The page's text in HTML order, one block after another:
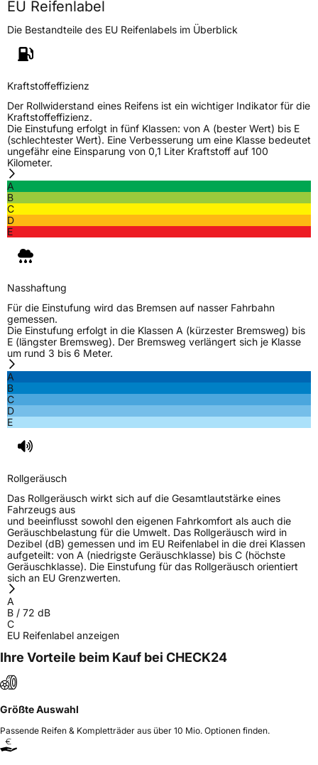
EU Reifenlabel
Die Bestandteile des EU Reifenlabels im Überblick
Kraftstoffeffizienz
Der Rollwiderstand eines Reifens ist ein wichtiger Indikator für die
Kraftstoffeffizienz.
Die Einstufung erfolgt in fünf Klassen: von A (bester Wert) bis E
(schlechtester Wert). Eine Verbesserung um eine Klasse bedeutet
ungefähr eine Einsparung von 0,1 Liter Kraftstoff auf 100
Kilometer.
A
B
C
D
E
Nasshaftung
Für die Einstufung wird das Bremsen auf nasser Fahrbahn
gemessen.
Die Einstufung erfolgt in die Klassen A (kürzester Bremsweg) bis
E (längster Bremsweg). Der Bremsweg verlängert sich je Klasse
um rund 3 bis 6 Meter.
A
B
C
D
E
Rollgeräusch
Das Rollgeräusch wirkt sich auf die Gesamtlautstärke eines
Fahrzeugs aus
und beeinflusst sowohl den eigenen Fahrkomfort als auch die
Geräuschbelastung für die Umwelt. Das Rollgeräusch wird in
Dezibel (dB) gemessen und im EU Reifenlabel in die drei Klassen
aufgeteilt: von A (niedrigste Geräuschklasse) bis C (höchste
Geräuschklasse). Die Einstufung für das Rollgeräusch orientiert
sich an EU Grenzwerten.
A
B / 72 dB
C
EU Reifenlabel anzeigen
Ihre Vorteile beim Kauf bei CHECK24
Größte Auswahl
Passende Reifen & Kompletträder aus über 10 Mio. Optionen finden.